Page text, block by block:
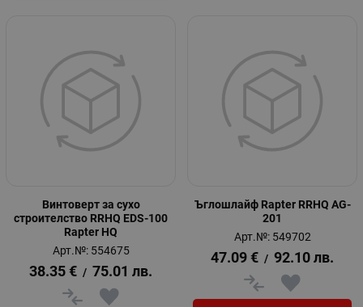
Винтоверт за сухо
строителство RRHQ EDS-100
Rapter HQ
Арт.№: 554675
38.35 € / 75.01 лв.
Ъглошлайф Rapter RRHQ AG-
201
Арт.№: 549702
47.09 € / 92.10 лв.